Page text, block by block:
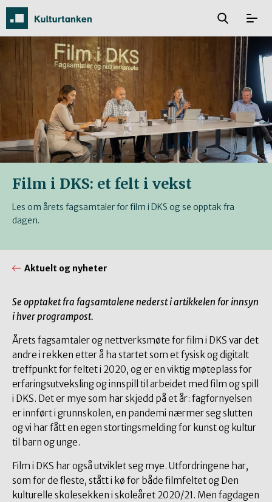
Film i DKS: et felt i vekst
Les om årets fagsamtaler for film i DKS og se opptak fra
dagen.
Aktuelt og nyheter
Se opptaket fra fagsamtalene nederst i artikkelen for innsyn
i hver programpost.
Årets fagsamtaler og nettverksmøte for film i DKS var det
andre i rekken etter å ha startet som et fysisk og digitalt
treffpunkt for feltet i 2020, og er en viktig møteplass for
erfaringsutveksling og innspill til arbeidet med film og spill
i DKS. Det er mye som har skjedd på et år: fagfornyelsen
er innført i grunnskolen, en pandemi nærmer seg slutten
og vi har fått en egen stortingsmelding for kunst og kultur
til barn og unge.
Film i DKS har også utviklet seg mye. Utfordringene har,
som for de fleste, stått i kø for både filmfeltet og Den
kulturelle skolesekken i skoleåret 2020/21. Men fagdagen